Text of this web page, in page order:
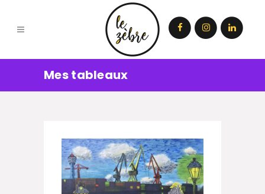
Mes tableaux